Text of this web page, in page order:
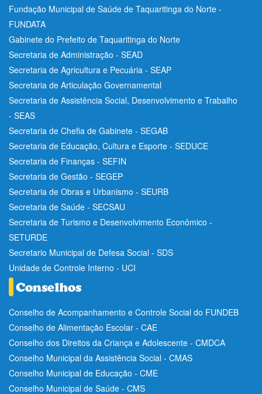
Fundação Municipal de Saúde de Taquaritinga do Norte -
FUNDATA
Gabinete do Prefeito de Taquaritinga do Norte
Secretaria de Administração - SEAD
Secretaria de Agricultura e Pecuária - SEAP
Secretaria de Articulação Governamental
Secretaria de Assistência Social, Desenvolvimento e Trabalho
- SEAS
Secretaria de Chefia de Gabinete - SEGAB
Secretaria de Educação, Cultura e Esporte - SEDUCE
Secretaria de Finanças - SEFIN
Secretaria de Gestão - SEGEP
Secretaria de Obras e Urbanismo - SEURB
Secretaria de Saúde - SECSAU
Secretaria de Turismo e Desenvolvimento Econômico -
SETURDE
Secretario Municipal de Defesa Social - SDS
Unidade de Controle Interno - UCI
Conselho de Acompanhamento e Controle Social do FUNDEB
Conselho de Alimentação Escolar - CAE
Conselho dos Direitos da Criança e Adolescente - CMDCA
Conselho Municipal da Assistência Social - CMAS
Conselho Municipal de Educação - CME
Conselho Municipal de Saúde - CMS